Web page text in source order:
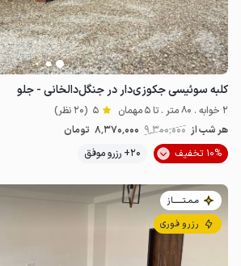
کلبه سوئیسی جکوزی‌دار در جنگل‌دالخانی - جلو
2 خوابه . 80 متر . تا 5 مهمان 5 (20 نظر)
هر شب از 9٬300٬000 8٬370٬000 تومان
10% تخفیف
20+ رزرو موفق
مـمـتــــــاز
رزرو فوری